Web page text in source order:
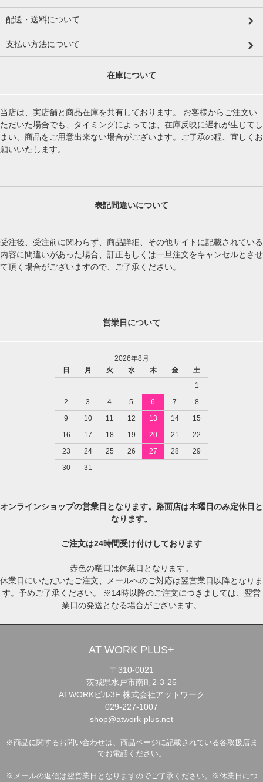
配送・送料について
支払い方法について
在庫について
当店は、実店舗と商品在庫を共有しております。 お客様からご注文い
ただいた場合でも、タイミングによっては、在庫反映に遅れが生じてし
まい、商品をご用意出来ない場合がございます。ご了承の程、宜しくお
願いいたします。
表記間違いについて
受注後、受注前に関わらず、商品詳細、その他サイトに記載されている
内容に間違いがあった場合、訂正もしくは一旦注文をキャンセルとさせ
て頂く場合がございますので、ご了承ください。
営業日について
2026年8月
日
月 火 水 木 金
土
1
2
3 4 5 6 7
8
9
10 11 12 13 14
15
16
17 18 19 20 21
22
23
24 25 26 27 28
29
30
31
オンラインショップの営業日となります。路面店は木曜日のみ定休日と
なります。
ご注文は24時間受け付けしております
赤色の曜日は休業日となります。
休業日にいただいたご注文、メールへのご対応は翌営業日以降となりま
す。予めご了承ください。 ※14時以降のご注文につきましては、翌営
業日の発送となる場合がございます。
AT WORK PLUS+
〒310-0021
茨城県水戸市南町2-3-25
ATWORKビル3F 株式会社アットワーク
029-227-1007
shop@atwork-plus.net
※商品に関するお問い合わせは、商品ページに記載されている各取扱店ま
でお電話ください。
※メールの返信は翌営業日となりますのでご了承ください。※休業日につ